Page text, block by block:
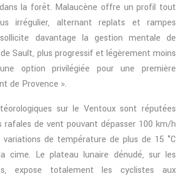
la forêt. Malaucène offre un profil tout
irrégulier, alternant replats et rampes
davantage la gestion mentale de
Sault, plus progressif et légèrement moins
option privilégiée pour une première
de Provence ».
sur le Ventoux sont réputées
rafales de vent pouvant dépasser 100 km/h
de température de plus de 15 °C
cime. Le plateau lunaire dénudé, sur les
expose totalement les cyclistes aux